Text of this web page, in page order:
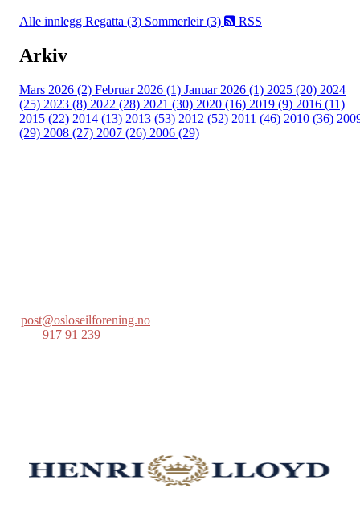
Alle innlegg Regatta (3) Sommerleir (3) RSS
Arkiv
Mars 2026 (2) Februar 2026 (1) Januar 2026 (1) 2025 (20) 2024
(25) 2023 (8) 2022 (28) 2021 (30) 2020 (16) 2019 (9) 2016 (11)
2015 (22) 2014 (13) 2013 (53) 2012 (52) 2011 (46) 2010 (36)
(29) 2008 (27) 2007 (26) 2006 (29)
post@osloseilforening.no
917 91 239